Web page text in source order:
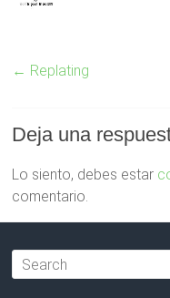
← Replating
Deja una
Lo siento, debes estar
comentario.